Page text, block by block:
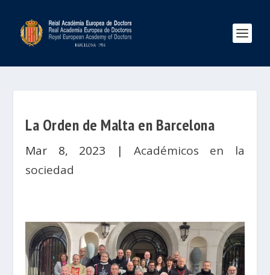
La Orden de Malta en Barcelona
Mar 8, 2023 |Académicos en la
sociedad